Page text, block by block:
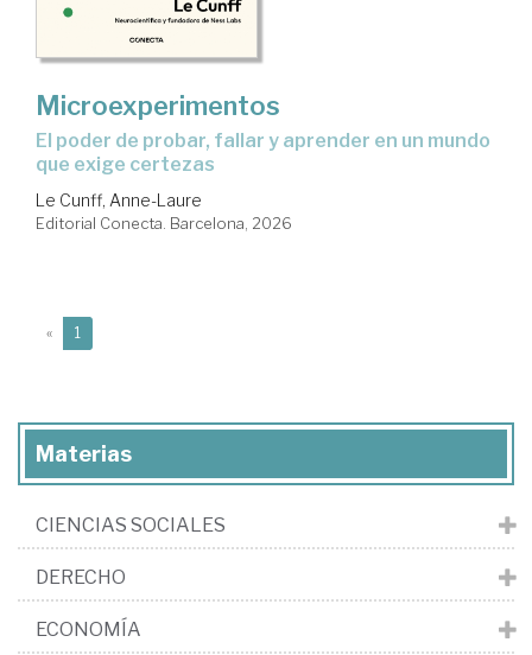
Microexperimentos
El poder de probar, fallar y aprender en un mundo
que exige certezas
Le Cunff, Anne-Laure
Editorial Conecta. Barcelona, 2026
« 1
Materias
CIENCIAS SOCIALES
DERECHO
ECONOMÍA